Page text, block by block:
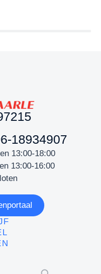
18934907
13:00-18:00
13:00-16:00